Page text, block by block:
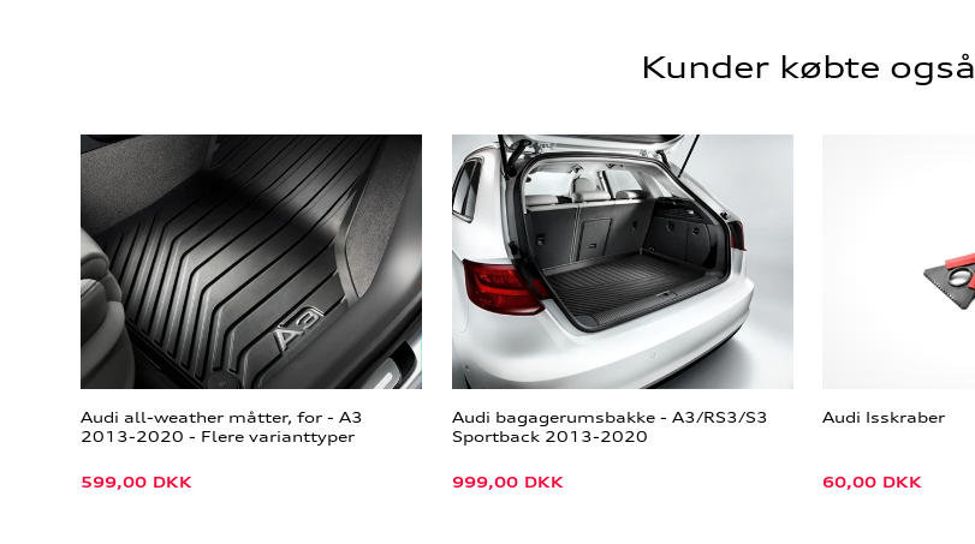
Kunder købte også
Audi all-weather måtter, for - A3
2013-2020 - Flere varianttyper
599,00 DKK
Audi bagagerumsbakke - A3/RS3/S3
Sportback 2013-2020
999,00 DKK
Audi Isskraber
60,00 DKK